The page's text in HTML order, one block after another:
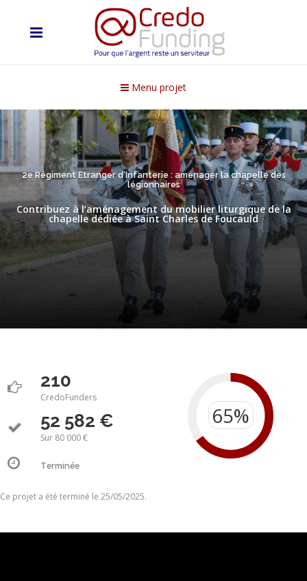
Menu projet
2e Régiment Etranger d’Infanterie : aménager la chapelle des
légionnaires
Contribuez à l’aménagement du mobilier liturgique de la
chapelle dédiée à Saint Charles de Foucauld
210
CredoFunders
52 582 €
Sur 80 000 €
Terminée
Ce projet a été terminé le 25/05/2025.